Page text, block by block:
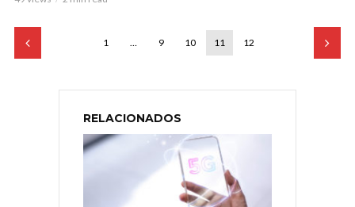
1 … 9 10 11 12
RELACIONADOS